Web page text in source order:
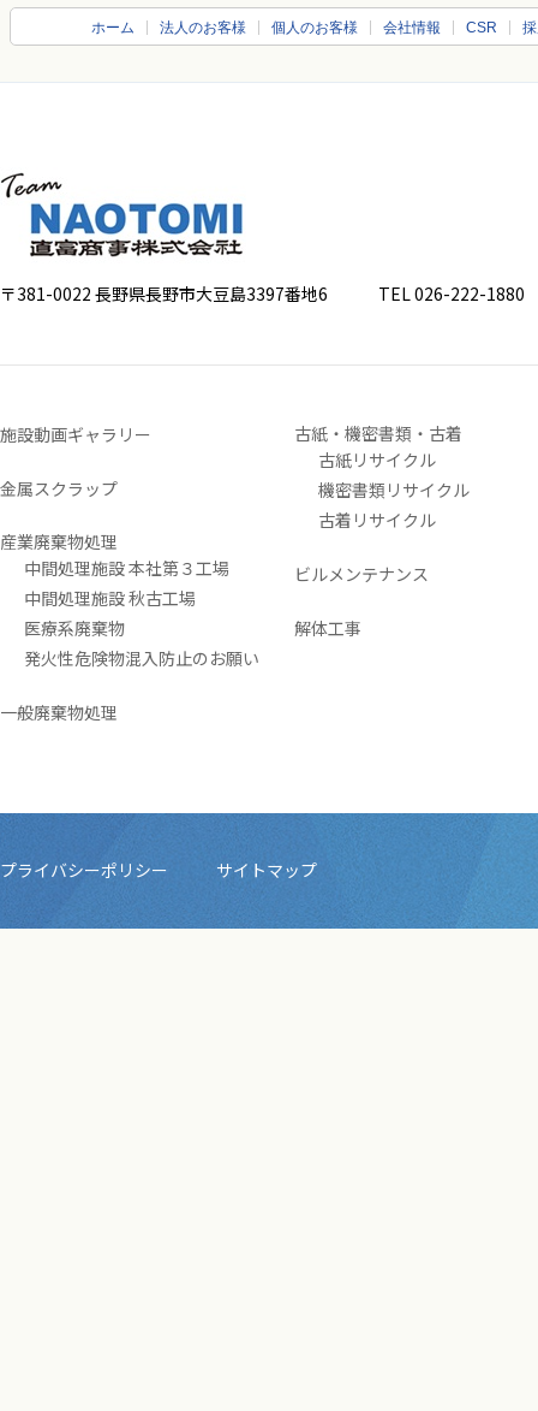
ホーム 法人のお客様 個人のお客様 会社情報 CSR
〒381-0022 長野県長野市大豆島3397番地6 TEL 026-222-1880
施設動画ギャラリー
金属スクラップ
産業廃棄物処理
中間処理施設 本社第３工場
中間処理施設 秋古工場
医療系廃棄物
発火性危険物混入防止のお願い
一般廃棄物処理
古紙・機密書類・古着
古紙リサイクル
機密書類リサイクル
古着リサイクル
ビルメンテナンス
解体工事
プライバシーポリシー サイトマップ